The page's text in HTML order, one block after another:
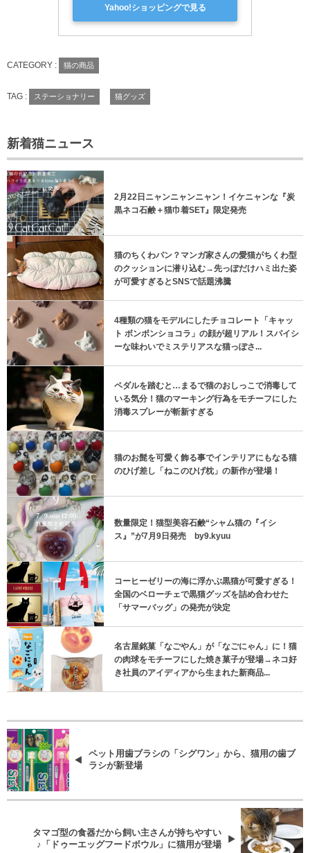
Yahoo!ショッピングで見る
CATEGORY : 猫の商品
TAG : ステーショナリー 猫グッズ
新着猫ニュース
2月22日ニャンニャンニャン！イケニャンな『炭
黒ネコ石鹸＋猫巾着SET』限定発売
猫のちくわパン？マンガ家さんの愛猫がちくわ型
のクッションに潜り込む→先っぽだけハミ出た姿
が可愛すぎるとSNSで話題沸騰
4種類の猫をモデルにしたチョコレート「キャッ
ト ボンボンショコラ」の顔が超リアル！スパイシ
ーな味わいでミステリアスな猫っぽさ...
ペダルを踏むと…まるで猫のおしっこで消毒して
いる気分！猫のマーキング行為をモチーフにした
消毒スプレーが斬新すぎる
猫のお髭を可愛く飾る事でインテリアにもなる猫
のひげ差し「ねこのひげ枕」の新作が登場！
数量限定！猫型美容石鹸“シャム猫の『イシ
ス』”が7月9日発売 by9.kyuu
コーヒーゼリーの海に浮かぶ黒猫が可愛すぎる！
全国のベローチェで黒猫グッズを詰め合わせた
「サマーバッグ」の発売が決定
名古屋銘菓「なごやん」が「なごにゃん」に！猫
の肉球をモチーフにした焼き菓子が登場→ネコ好
き社員のアイディアから生まれた新商品...
ペット用歯ブラシの「シグワン」から、猫用の歯ブ
ラシが新登場
タマゴ型の食器だから飼い主さんが持ちやすい
♪「ドゥーエッグフードボウル」に猫用が登場